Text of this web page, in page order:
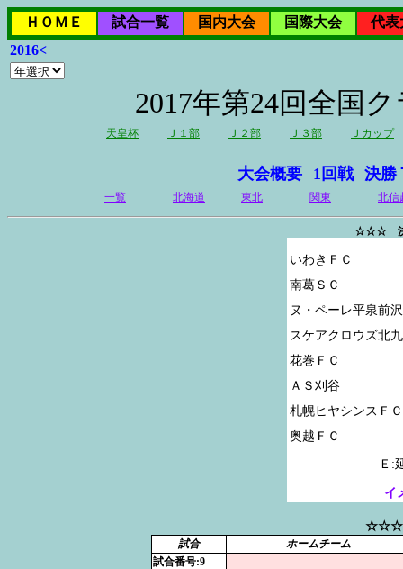
ＨＯＭＥ 試合一覧 国内大会 国際大会
代表
2016<
2017年第24回全国
天皇杯 Ｊ１部 Ｊ２部 Ｊ３部 Ｊカップ
大会概要 1回戦 決勝
一覧 北海道 東北 関東 北信
☆☆☆ 決
いわきＦＣ
南葛ＳＣ
ヌ・ペーレ平泉前沢
スケアクロウズ北
花巻ＦＣ
ＡＳ刈谷
札幌ヒヤシンスＦＣ
Ｅ:
イ
☆☆☆
試合
ホームチーム
試合番号:9